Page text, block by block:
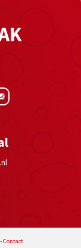
Contact